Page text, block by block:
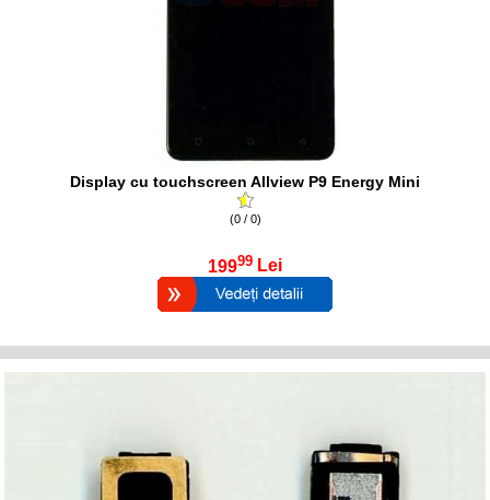
Display cu touchscreen Allview P9 Energy Mini
(0 / 0)
19999 Lei